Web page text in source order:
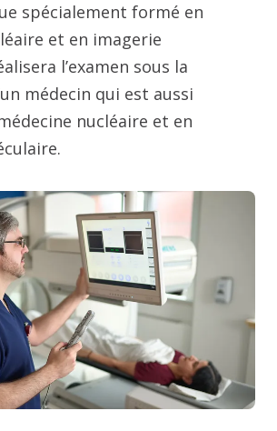
spécialement formé en
et en imagerie
l’examen sous la
médecin qui est aussi
nucléaire et en